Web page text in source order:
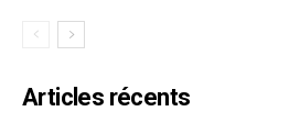
Articles récents